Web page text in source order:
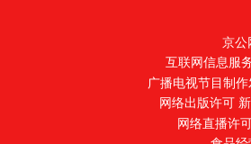
京公
互联网信息服
广播电视节目制
网络出版许可
网络直播许